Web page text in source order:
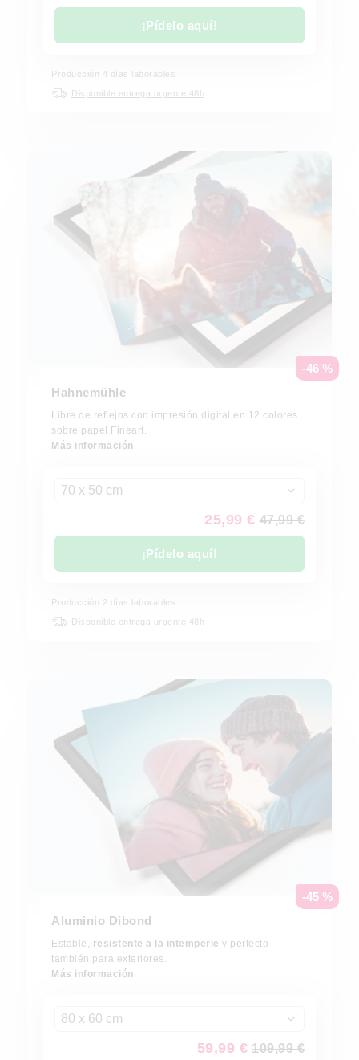
¡Pídelo aquí!
Producción 4 días laborables
Disponible entrega urgente 48h
-46 %
Hahnemühle
Libre de reflejos con impresión digital en 12 colores
sobre papel Fineart.
Más información
70 x 50 cm
25,99 € 47,99 €
¡Pídelo aquí!
Producción 2 días laborables
Disponible entrega urgente 48h
-45 %
Aluminio Dibond
Estable, resistente a la intemperie y perfecto
también para exteriores.
Más información
80 x 60 cm
59,99 € 109,99 €